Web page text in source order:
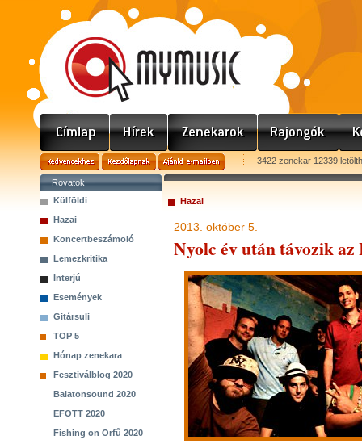
3422 zenekar 12339
Rovatok
Külföldi
Hazai
Koncertbeszámoló
Lemezkritika
Interjú
Események
Gitársuli
TOP 5
Hónap zenekara
Fesztiválblog 2020
Balatonsound 2020
EFOTT 2020
Fishing on Orfű 2020
Hazai
2013. október 5.
Nyolc év után távozik